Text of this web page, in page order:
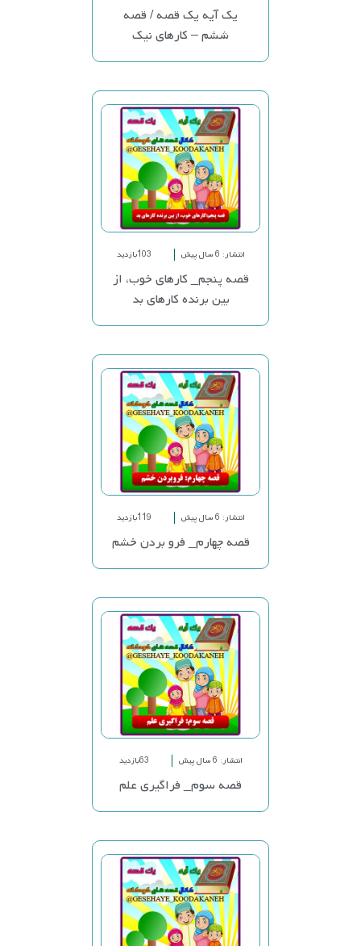
یک آیه یک قصه / قصه
ششم – کارهای نیک
انتشار: 6 سال پیش 103بازدید
قصه پنجم_ کارهای خوب، از
بین برنده کارهای بد
انتشار: 6 سال پیش 119بازدید
قصه چهارم_ فرو بردن خشم
انتشار: 6 سال پیش 63بازدید
قصه سوم_ فراگیری علم